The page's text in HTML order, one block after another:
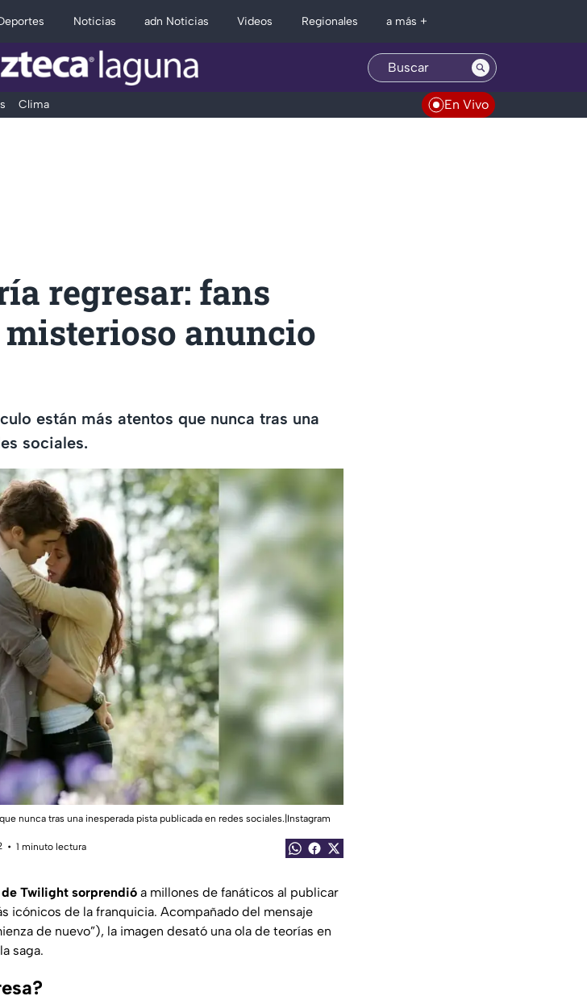
Noticias adn Noticias Videos Regionales a más +
Clima En Vivo
regresar: fans
anuncio
están más atentos que nunca tras una
sociales.
nunca tras una inesperada pista publicada en redes sociales.|Instagram
1 minuto lectura
Twilight sorprendió a millones de fanáticos al publicar
icónicos de la franquicia. Acompañado del mensaje
de nuevo”), la imagen desató una ola de teorías en
saga.